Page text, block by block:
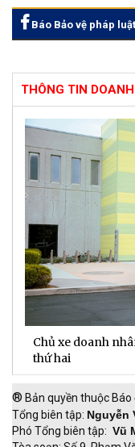
Báo Bảo vệ pháp luật
THÔNG TIN
Chủ xe doanh
thứ hai
® Bản quyền thuộc
Tổng biên tập: Nguyễn
Phó Tổng biên tập: Vũ